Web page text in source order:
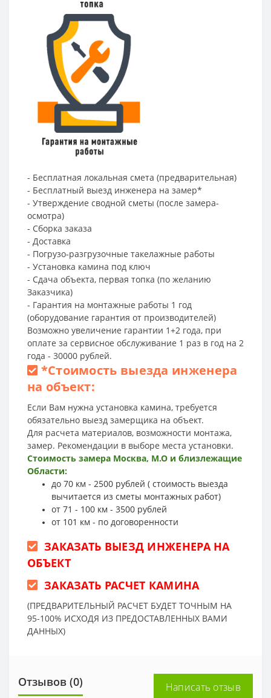
- Бесплатная локальная смета (предварительная)
- Бесплатный выезд инженера на замер*
- Утверждение сводной сметы (после замера-
осмотра)
- Сборка заказа
- Доставка
- Погрузо-разгрузочные такелажные работы
- Установка камина под ключ
- Сдача объекта, первая топка (по желанию
Заказчика)
- Гарантия на монтажные работы 1 год
(оборудование гарантия от производителей)
Возможно увеличение гарантии 1+2 года, при
оплате за сервисное обслуживание 1 раз в год на 2
года - 30000 рублей.
*Стоимость выезда инженера
на объект:
Если Вам нужна установка камина, требуется
обязательно выезд замерщика на объект.
Для расчета материалов, возможности монтажа,
замер. Рекомендации в выборе места установки.
Стоимость замера Москва, М.О и близлежащие
Области:
до 70 км - 2500 рублей ( стоимость выезда
вычитается из сметы монтажных работ)
от 71 - 100 км - 3500 рублей
от 101 км - по договоренности
ЗАКАЗАТЬ ВЫЕЗД ИНЖЕНЕРА НА
ОБЪЕКТ
ЗАКАЗАТЬ РАСЧЕТ КАМИНА
(ПРЕДВАРИТЕЛЬНЫЙ РАСЧЕТ БУДЕТ ТОЧНЫМ НА
95-100% ИСХОДЯ ИЗ ПРЕДОСТАВЛЕННЫХ ВАМИ
ДАННЫХ)
Отзывов (0) Написать отзыв